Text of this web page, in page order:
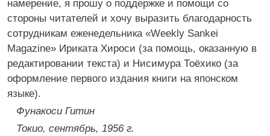
намерение, я прошу о поддержке и помощи со
стороны читателей и хочу выразить благодарность
сотрудникам еженедельника «Weekly Sankei
Magazine» Ириката Хироси (за помощь, оказанную в
редактировании текста) и Нисимура Тоёхико (за
оформление первого издания книги на японском
языке).
Фунакоси Гитин
Токио, сентябрь, 1956 г.